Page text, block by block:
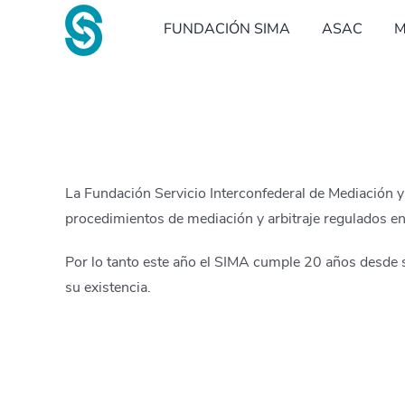
FUNDACIÓN SIMA ASAC
La Fundación Servicio Interconfederal de Mediación
procedimientos de mediación y arbitraje regulados
Por lo tanto este año el SIMA cumple 20 años
su existencia.